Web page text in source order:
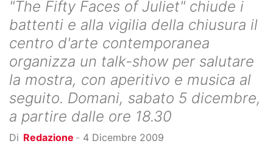
"The Fifty Faces of Juliet" chiude i
battenti e alla vigilia della chiusura il
centro d'arte contemporanea
organizza un talk-show per salutare
la mostra, con aperitivo e musica al
seguito. Domani, sabato 5 dicembre,
a partire dalle ore 18.30
Di Redazione - 4 Dicembre 2009